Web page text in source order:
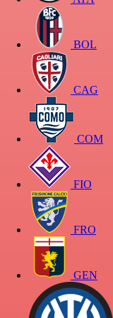
BOL
CAG
COM
FIO
FRO
GEN